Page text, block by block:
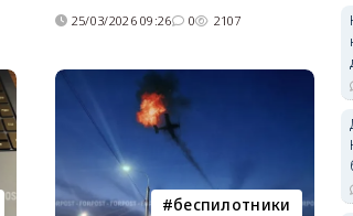
25/03/2026 09:26 0 2107
беспилотники